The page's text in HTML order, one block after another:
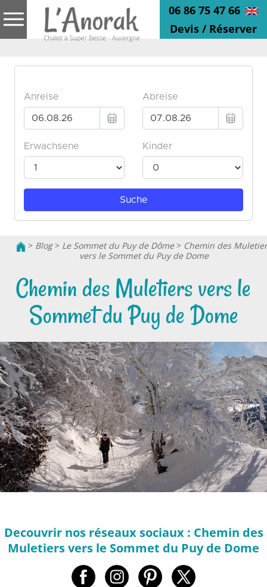
06 86 75 47 66
Devis / Réserver
> Blog> Le Sommet du Puy de Dôme> Chemin des
vers le Sommet du Puy de Dome
Chemin des Muletiers vers le
Sommet du Puy de Dome
Decouvrir nos réseaux sociaux : Chemin des
Muletiers vers le Sommet du Puy de Dome